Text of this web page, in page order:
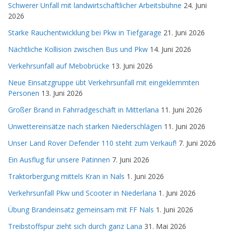
Schwerer Unfall mit landwirtschaftlicher Arbeitsbühne 24. Juni
2026
Starke Rauchentwicklung bei Pkw in Tiefgarage 21. Juni 2026
Nächtliche Kollision zwischen Bus und Pkw 14. Juni 2026
Verkehrsunfall auf Mebobrücke 13. Juni 2026
Neue Einsatzgruppe übt Verkehrsunfall mit eingeklemmten
Personen 13. Juni 2026
Großer Brand in Fahrradgeschäft in Mitterlana 11. Juni 2026
Unwettereinsätze nach starken Niederschlägen 11. Juni 2026
Unser Land Rover Defender 110 steht zum Verkauf! 7. Juni 2026
Ein Ausflug für unsere Patinnen 7. Juni 2026
Traktorbergung mittels Kran in Nals 1. Juni 2026
Verkehrsunfall Pkw und Scooter in Niederlana 1. Juni 2026
Übung Brandeinsatz gemeinsam mit FF Nals 1. Juni 2026
Treibstoffspur zieht sich durch ganz Lana 31. Mai 2026